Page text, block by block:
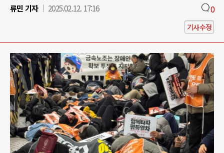
류민 기자
2025.02.12. 17:16 0
기사수정